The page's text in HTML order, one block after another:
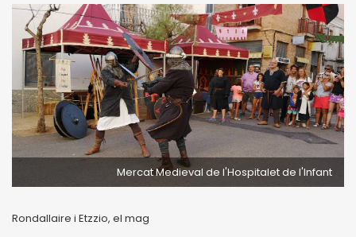
Mercat Medieval de l'Hospitalet de l'Infant
Rondallaire i Etzzio, el mag